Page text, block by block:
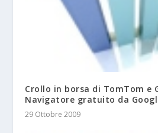
Crollo in borsa di TomTom e
Navigatore gratuito da
29 Ottobre 2009